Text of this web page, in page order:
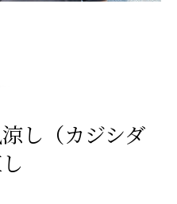
し（カジシダ